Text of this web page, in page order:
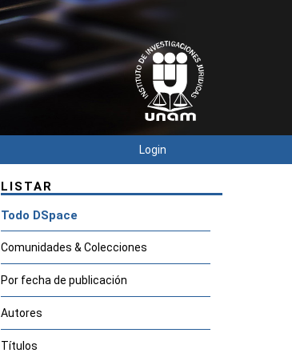
Login
LISTAR
Todo DSpace
Comunidades & Colecciones
Por fecha de publicación
Autores
Títulos